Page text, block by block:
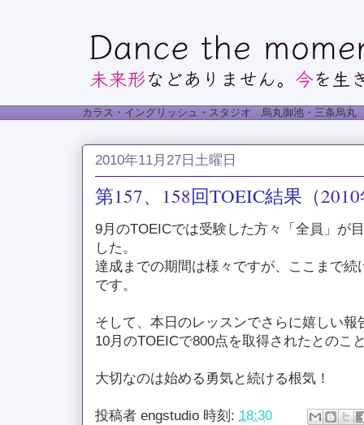
カラス・イングリッシュ・スタジオ 烏丸御池・三条烏
2010年11月27日土曜日
第157、158回TOEIC結果（
9月のTOEICでは受験した方々「全員」が
した。
達成までの期間は様々ですが、ここまで
です。
そして、本日のレッスンでさらに嬉しい報
10月のTOEICで800点を取得されたとのこ
大切なのは始める勇気と続ける根気！
投稿者 engstudio 時刻: 18:30